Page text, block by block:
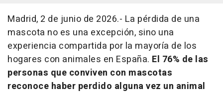
Madrid, 2 de junio de 2026.- La pérdida de una
mascota no es una excepción, sino una
experiencia compartida por la mayoría de los
hogares con animales en España. El 76% de las
personas que conviven con mascotas
reconoce haber perdido alguna vez un animal